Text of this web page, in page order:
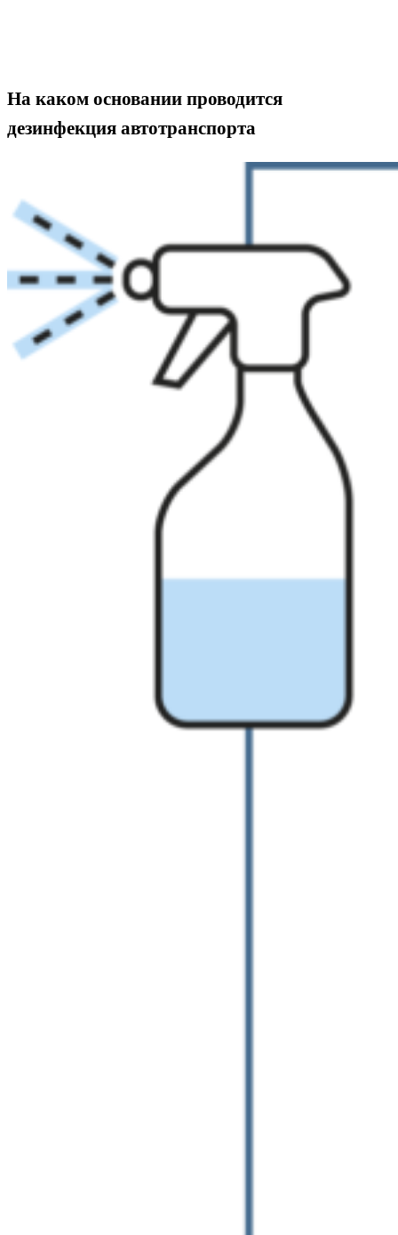
На каком основании проводится
дезинфекция автотранспорта